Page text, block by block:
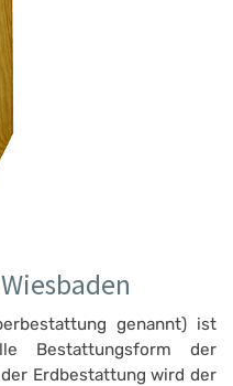
genannt) ist
Bestattungsform der
Erdbestattung wird der